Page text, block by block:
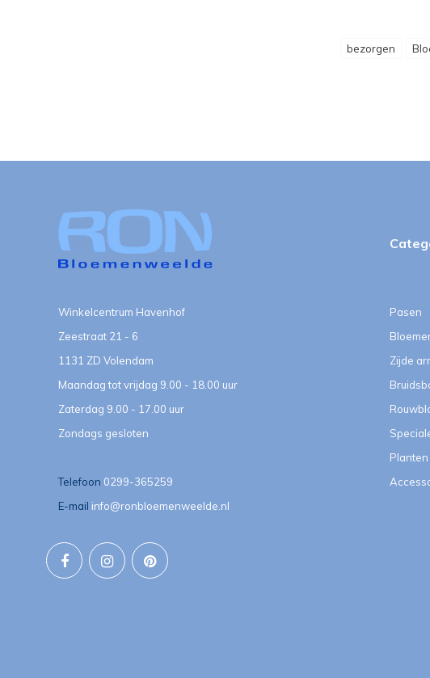
bezorgen
Winkelcentrum Havenhof
Zeestraat 21 - 6
1131 ZD Volendam
Maandag tot vrijdag 9.00 - 18.00 uur
Zaterdag 9.00 - 17.00 uur
Zondags gesloten
Telefoon 0299-365259
E-mail info@ronbloemenweelde.nl
Pasen
Zijde
Planten